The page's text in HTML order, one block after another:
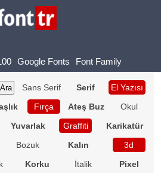
Google Fonts Font Family
Sans Serif Serif
El Yazısı
Fırça Ateş Buz
Okul
Yuvarlak Graffiti
Karikatür
Bozuk Kalın
3d
Korku İtalik
Pixel